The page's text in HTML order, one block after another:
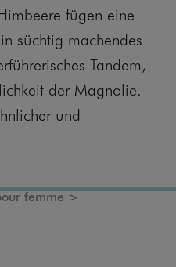
fügen eine
süchtig machendes
Tandem,
der Magnolie.
und
femme >